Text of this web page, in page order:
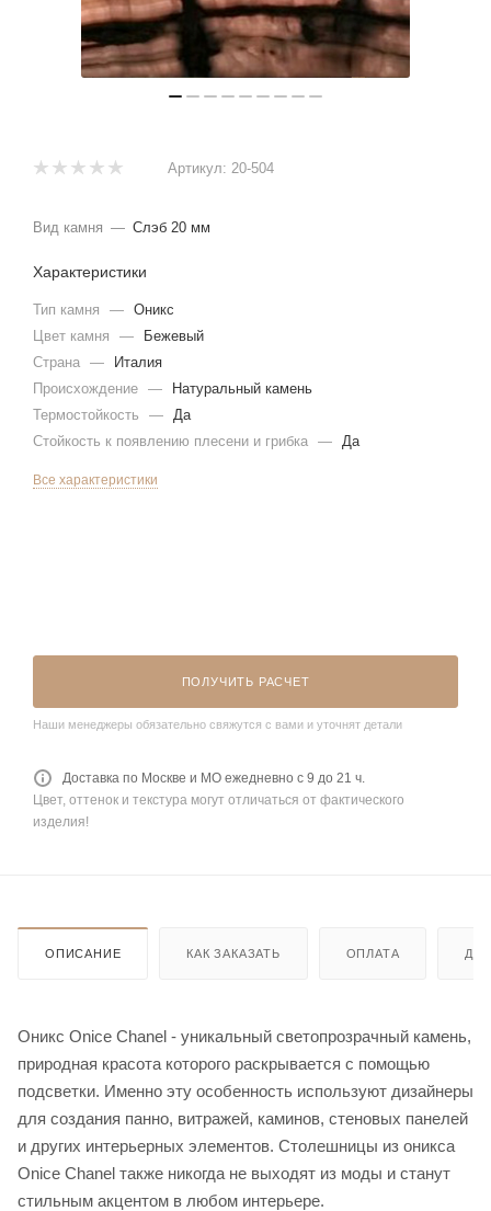
Артикул: 20-504
Вид камня — Слэб 20 мм
Характеристики
Тип камня — Оникс
Цвет камня
—
Бежевый
Страна —
Италия
Происхождение —
Натуральный камень
Термостойкость
—
Да
Стойкость к появлению плесени и грибка — Да
Все характеристики
ПОЛУЧИТЬ РАСЧЕТ
Наши менеджеры обязательно свяжутся с вами и уточнят детали
Доставка по Москве и МО ежедневно с 9 до 21 ч.
Цвет, оттенок и текстура могут отличаться от фактического
изделия!
ОПИСАНИЕ КАК ЗАКАЗАТЬ ОПЛАТА
Оникс Onice Chanel - уникальный светопрозрачный камень,
природная красота которого раскрывается с помощью
подсветки. Именно эту особенность используют дизайнеры
для создания панно, витражей, каминов, стеновых панелей
и других интерьерных элементов. Столешницы из оникса
Onice Chanel также никогда не выходят из моды и станут
стильным акцентом в любом интерьере.